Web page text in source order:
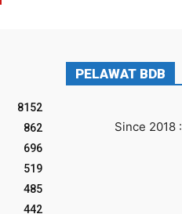
8152
862
696
519
485
442
PELAWAT BDB
Since 2018 :